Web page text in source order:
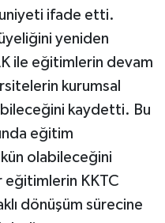
ifade etti.
yeniden
ile eğitimlerin devam
kurumsal
kaydetti. Bu
eğitim
olabileceğini
eğitimlerin KKTC
dönüşüm sürecine